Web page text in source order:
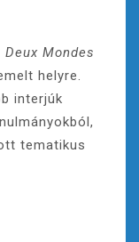
Deux Mondes
helyre.
interjúk
tematikus